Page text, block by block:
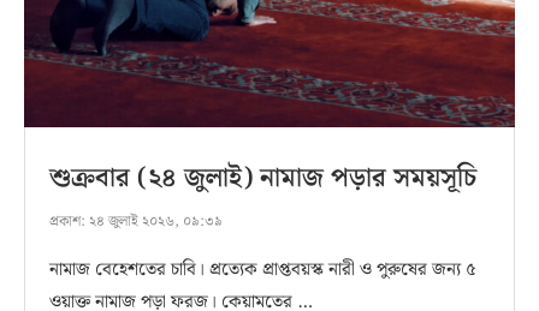
শুক্রবার (২৪ জুলাই) নামাজ পড়ার সময়সূচি
প্রকাশ: ২৪ জুলাই ২০২৬, ০৯:৩৯
নামাজ বেহেশতের চাবি। প্রত্যেক প্রাপ্তবয়স্ক নারী ও পুরুষের জন্য ৫
ওয়াক্ত নামাজ পড়া ফরজ। কেয়ামতের …